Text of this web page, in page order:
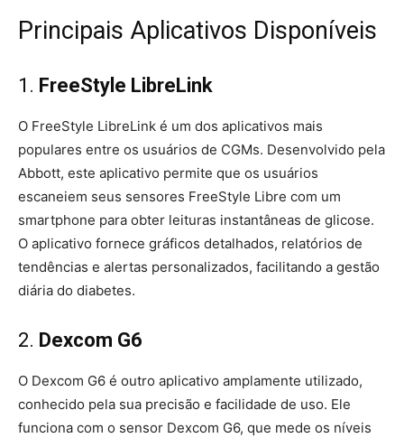
Principais Aplicativos Disponíveis
1. FreeStyle LibreLink
O FreeStyle LibreLink é um dos aplicativos mais
populares entre os usuários de CGMs. Desenvolvido pela
Abbott, este aplicativo permite que os usuários
escaneiem seus sensores FreeStyle Libre com um
smartphone para obter leituras instantâneas de glicose.
O aplicativo fornece gráficos detalhados, relatórios de
tendências e alertas personalizados, facilitando a gestão
diária do diabetes.
2. Dexcom G6
O Dexcom G6 é outro aplicativo amplamente utilizado,
conhecido pela sua precisão e facilidade de uso. Ele
funciona com o sensor Dexcom G6, que mede os níveis